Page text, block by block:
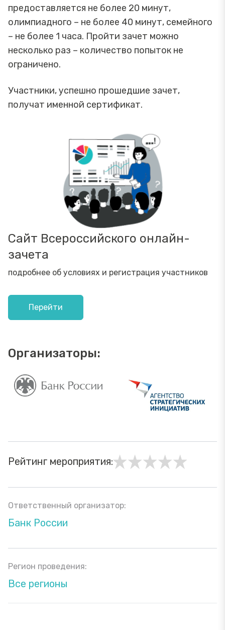
предоставляется не более 20 минут,
олимпиадного – не более 40 минут, семейного
– не более 1 часа. Пройти зачет можно
несколько раз – количество попыток не
ограничено.
Участники, успешно прошедшие зачет,
получат именной сертификат.
Сайт Всероссийского онлайн-
зачета
подробнее об условиях и регистрация участников
Перейти
Организаторы:
Рейтинг мероприятия:
Ответственный организатор:
Банк России
Регион проведения:
Все регионы